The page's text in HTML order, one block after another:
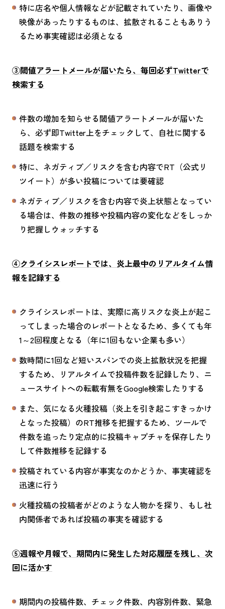
特に店名や個人情報などが記載されていたり、画像や
映像があったりするものは、拡散されることもありう
るため事実確認は必須となる
③閾値アラートメールが届いたら、毎回必ずTwitterで
検索する
件数の増加を知らせる閾値アラートメールが届いた
ら、必ず即Twitter上をチェックして、自社に関する
話題を検索する
特に、ネガティブ／リスクを含む内容でRT（公式リ
ツイート）が多い投稿については要確認
ネガティブ／リスクを含む内容で炎上状態となってい
る場合は、件数の推移や投稿内容の変化などをしっか
り把握しウォッチする
④クライシスレポートでは、炎上最中のリアルタイム情
報を記録する
クライシスレポートは、実際に高リスクな炎上が起こ
ってしまった場合のレポートとなるため、多くても年
1～2回程度となる（年に1回もない企業も多い）
数時間に1回など短いスパンでの炎上拡散状況を把握
するため、リアルタイムで投稿件数を記録したり、ニ
ュースサイトへの転載有無をGoogle検索したりする
また、気になる火種投稿（炎上を引き起こすきっかけ
となった投稿）のRT推移を把握するため、ツールで
件数を追ったり定点的に投稿キャプチャを保存したり
して件数推移を記録する
投稿されている内容が事実なのかどうか、事実確認を
迅速に行う
火種投稿の投稿者がどのような人物かを探り、もし社
内関係者であれば投稿の事実を確認する
⑤週報や月報で、期間内に発生した対応履歴を残し、次
回に活かす
期間内の投稿件数、チェック件数、内容別件数、緊急